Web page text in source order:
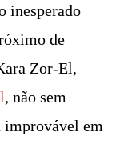
inesperado
de
Zor-El,
, não sem
improvável em